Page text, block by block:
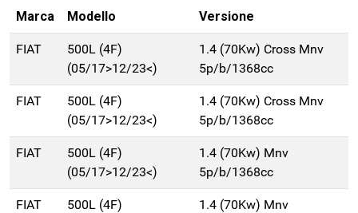
Marca Modello Versione
FIAT
500L (4F)
(05/17>12/23<)
1.4 (70Kw) Cross Mnv
5p/b/1368cc
FIAT
500L (4F)
(05/17>12/23<)
1.4 (70Kw) Cross Mnv
5p/b/1368cc
FIAT
500L (4F)
(05/17>12/23<)
1.4 (70Kw) Mnv
5p/b/1368cc
FIAT
500L (4F)
1.4 (70Kw) Mnv